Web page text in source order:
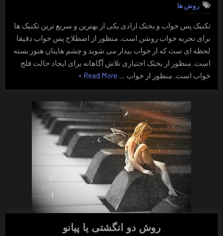
روش ها
تکنیک پس خواب و بختک ارادی یکی از بهترین و سریع ترین تکنیک ها
برای تجربه خواب روشن است. منظور از اصطلاح پس خواب دقیقا
لحظه ای ست که از خواب بیدار می شوید و چشم هایتان هنوز بسته
است. منظور از بختک اختیاری تلاش آگاهانه برای ایجاد حالت فلج
خواب است. منظور از خواب … Read More “روش
خواب
و
بختک
ارادی”
»
روش دو انگشتی یا پیانو